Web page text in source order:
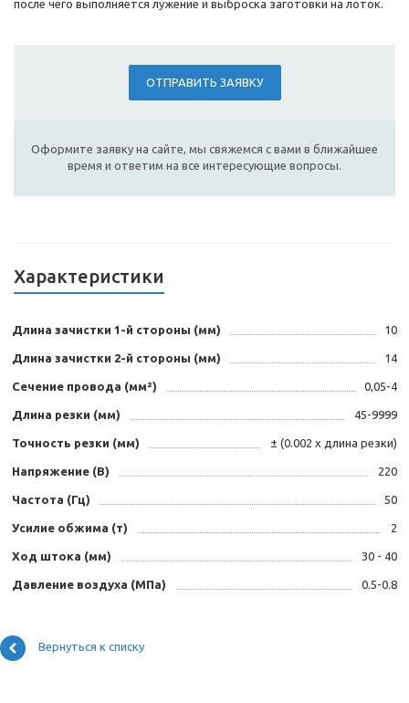
после чего выполняется лужение и выброска заготовки на лоток.
ОТПРАВИТЬ ЗАЯВКУ
Оформите заявку на сайте, мы свяжемся с вами в ближайшее
время и ответим на все интересующие вопросы.
Характеристики
Длина зачистки 1-й стороны (мм) 10
Длина зачистки 2-й стороны (мм) 14
Сечение провода (мм²) 0,05-4
Длина резки (мм) 45-9999
Точность резки (мм) ± (0.002 х длина резки)
Напряжение (В) 220
Частота (Гц) 50
Усилие обжима (т) 2
Ход штока (мм) 30 - 40
Давление воздуха (МПа) 0.5-0.8
Вернуться к списку